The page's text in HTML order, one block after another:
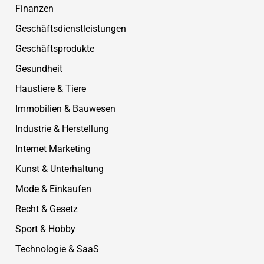
Finanzen
Geschäftsdienstleistungen
Geschäftsprodukte
Gesundheit
Haustiere & Tiere
Immobilien & Bauwesen
Industrie & Herstellung
Internet Marketing
Kunst & Unterhaltung
Mode & Einkaufen
Recht & Gesetz
Sport & Hobby
Technologie & SaaS